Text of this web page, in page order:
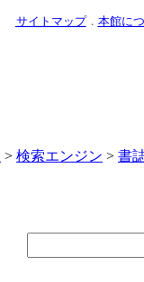
サイトマップ． 本館に
> 検索エンジン > 書